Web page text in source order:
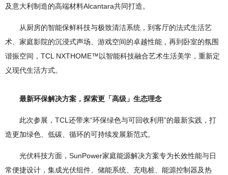
及意大利制造的高端材料Alcantara共同打造。
从厨房的智能保鲜科技与极致清洁系统，到客厅的法式生活艺
术、家庭影院的沉浸式声场、游戏空间的卓越性能，再到卧室的氛围
谐振空间，TCL NXTHOME™以智能科技融合艺术生活美学，重新定
义现代生活方式。
最新环保解决方案，探索更「高级」生态理念
此次参展，TCL还带来“环保绿色与可回收利用”的最新实践，打
造更加绿色、低碳、循环的可持续发展新范式。
光伏科技方面，SunPower家庭能源解决方案专为长效性能与日
常便捷设计，集成光伏组件、储能系统、充电桩、能源控制器及热